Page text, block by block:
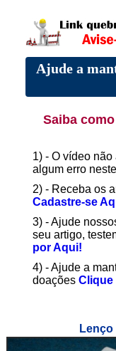
Ajude a
Saiba
1) - O vídeo
algum erro
2) - Receba os
Cadastre-se
3) - Ajude
seu artigo,
por Aqui!
4) - Ajude a
doações Clique